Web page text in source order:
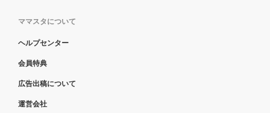
ママスタについて
ヘルプセンター
会員特典
広告出稿について
運営会社